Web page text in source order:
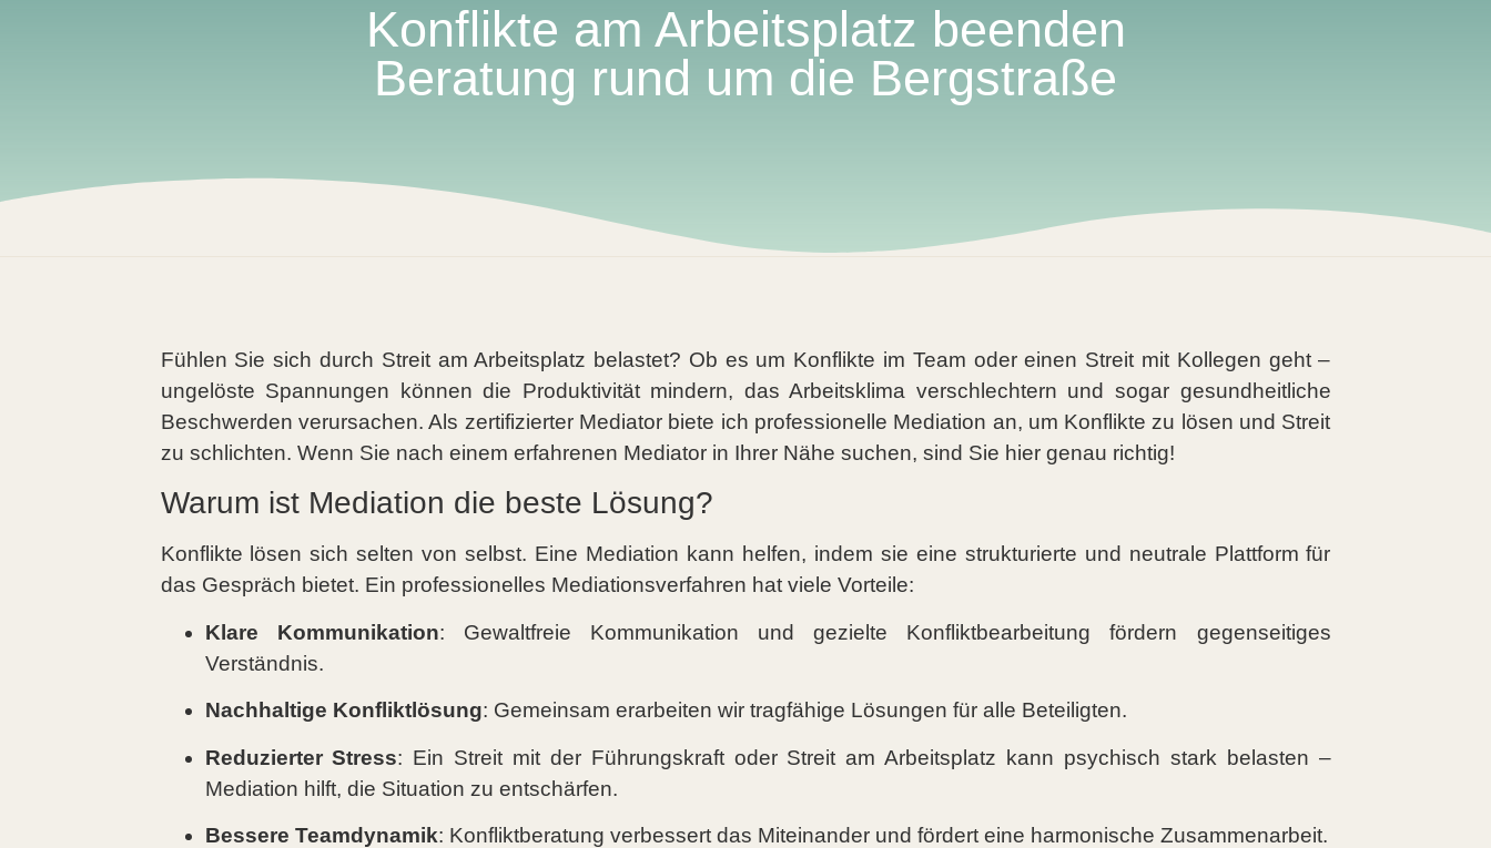
Konflikte am Arbeitsplatz beenden
Beratung rund um die Bergstraße
Fühlen Sie sich durch Streit am Arbeitsplatz belastet? Ob es um Konflikte im Team oder einen Streit mit Kollegen geht –
ungelöste Spannungen können die Produktivität mindern, das Arbeitsklima verschlechtern und sogar gesundheitliche
Beschwerden verursachen. Als zertifizierter Mediator biete ich professionelle Mediation an, um Konflikte zu lösen und Streit
zu schlichten. Wenn Sie nach einem erfahrenen Mediator in Ihrer Nähe suchen, sind Sie hier genau richtig!
Warum ist Mediation die beste Lösung?
Konflikte lösen sich selten von selbst. Eine Mediation kann helfen, indem sie eine strukturierte und neutrale Plattform für
das Gespräch bietet. Ein professionelles Mediationsverfahren hat viele Vorteile:
Klare Kommunikation: Gewaltfreie Kommunikation und gezielte Konfliktbearbeitung fördern gegenseitiges
Verständnis.
Nachhaltige Konfliktlösung: Gemeinsam erarbeiten wir tragfähige Lösungen für alle Beteiligten.
Reduzierter Stress: Ein Streit mit der Führungskraft oder Streit am Arbeitsplatz kann psychisch stark belasten –
Mediation hilft, die Situation zu entschärfen.
Bessere Teamdynamik: Konfliktberatung verbessert das Miteinander und fördert eine harmonische Zusammenarbeit.